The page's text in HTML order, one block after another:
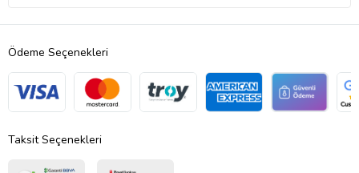
Ödeme Seçenekleri
Taksit Seçenekleri